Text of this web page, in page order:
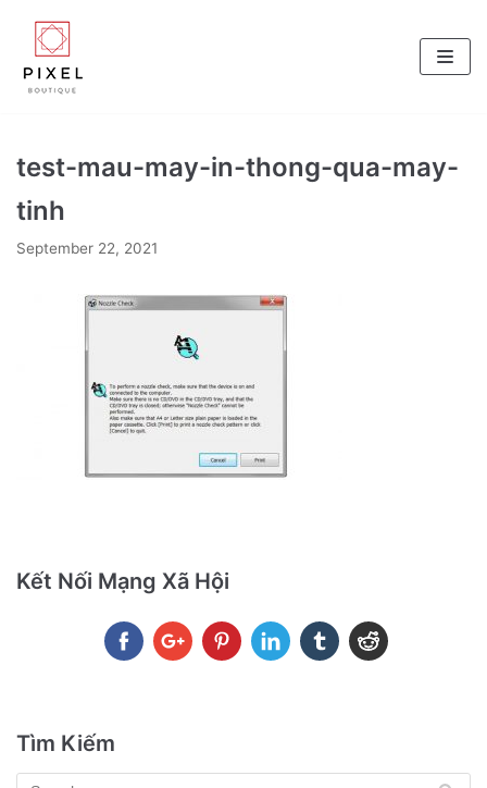
Skip
to
content
test-mau-may-in-thong-qua-may-
tinh
September 22, 2021
Kết Nối Mạng Xã Hội
Tìm Kiếm